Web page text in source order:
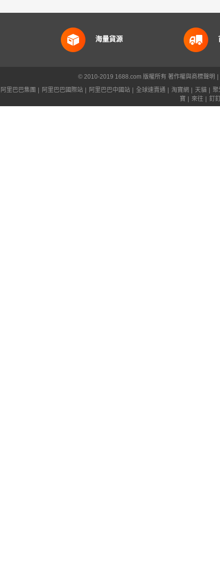
海量貨源
© 2010-2019 1688.com 版權所有 著作權與商標聲明
阿里巴巴集團
阿里巴巴國際站 阿里巴巴中國站 全球速賣通 淘寶網 天貓
聚
寶
來往 釘